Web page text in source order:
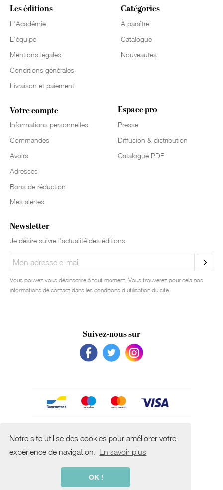
Notre site utilise des cookies pour améliorer votre
expérience de navigation. En savoir plus
OK !
Les éditions
L'Académie
L'équipe
Mentions légales
Conditions générales
Livraison et paiement
Catégories
À paraître
Catalogue
Nouveautés
Votre compte
Informations personnelles
Commandes
Avoirs
Adresses
Bons de réduction
Mes alertes
Espace pro
Presse
Diffusion & distribution
Catalogue PDF
Newsletter
Je désire suivre l’actualité des éditions
Vous pouvez vous désinscrire à tout moment. Vous trouverez pour cela nos
informations de contact dans les conditions d'utilisation du site.
Suivez-nous sur